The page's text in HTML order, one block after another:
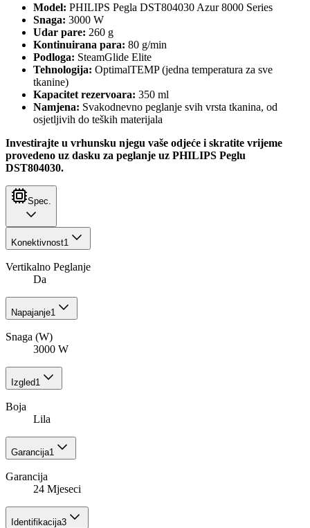
Model: PHILIPS Pegla DST804030 Azur 8000 Series
Snaga: 3000 W
Udar pare: 260 g
Kontinuirana para: 80 g/min
Podloga: SteamGlide Elite
Tehnologija: OptimalTEMP (jedna temperatura za sve
tkanine)
Kapacitet rezervoara: 350 ml
Namjena: Svakodnevno peglanje svih vrsta tkanina, od
osjetljivih do teških materijala
Investirajte u vrhunsku njegu vaše odjeće i skratite vrijeme
provedeno uz dasku za peglanje uz PHILIPS Peglu
DST804030.
Spec.
Konektivnost1
Vertikalno Peglanje
Da
Napajanje1
Snaga (W)
3000 W
Izgled1
Boja
Lila
Garancija1
Garancija
24 Mjeseci
Identifikacija3